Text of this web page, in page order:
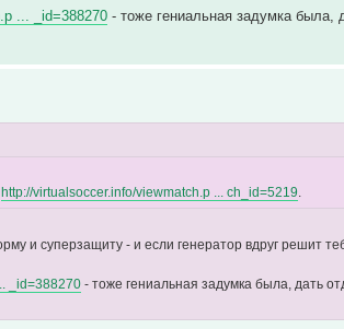
... _id=388270 - тоже гениальная задумка была,
http://virtualsoccer.info/viewmatch.p ... ch_id=5219
и суперзащиту - и если генератор вдруг решит
_id=388270 - тоже гениальная задумка была, дать